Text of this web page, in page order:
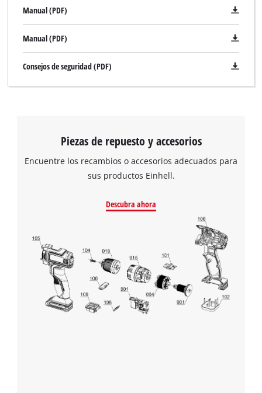
Manual (PDF)
Manual (PDF)
Consejos de seguridad (PDF)
Piezas de repuesto y accesorios
Encuentre los recambios o accesorios adecuados para
sus productos Einhell.
Descubra ahora